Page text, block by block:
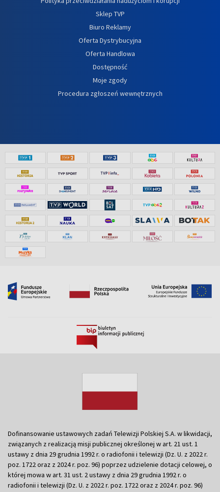
Sklep TVP
Biuro Reklamy
Oferta Dystrybucyjna
Oferta Handlowa
Dostępność
Moje zgody
Procedura zgłoszeń wewnętrznych
Dofinansowanie ustawowych zadań Telewizji Polskiej S.A. w likwidacji,
związanych z realizacją misji publicznej określonej w art. 21 ust. 1
ustawy z dnia 29 grudnia 1992 r. o radiofonii i telewizji (Dz. U. z 2022 r.
poz. 1722 oraz z 2024 r. poz. 96) poprzez udzielenie dotacji celowej, o
której mowa w art. 31 ust. 2 ustawy z dnia 29 grudnia 1992 r. o
radiofonii i telewizji (Dz. U. z 2022 r. poz. 1722 oraz z 2024 r. poz. 96)